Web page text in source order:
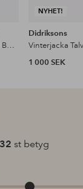
Jacka osjBowie Softshell Bomber Otw
NYHET!
Didriksons
Vinterjacka
1 000 SEK
32 st betyg